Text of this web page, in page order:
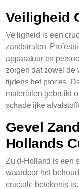
Veiligheid
Veiligheid is een
zandstralen.
apparatuur en
zorgen dat zowel de
tijdens het proces.
materialen gebruikt
schadelijke
Gevel
Hollands
Zuid-Holland is een
waardoor het
cruciale betekenis